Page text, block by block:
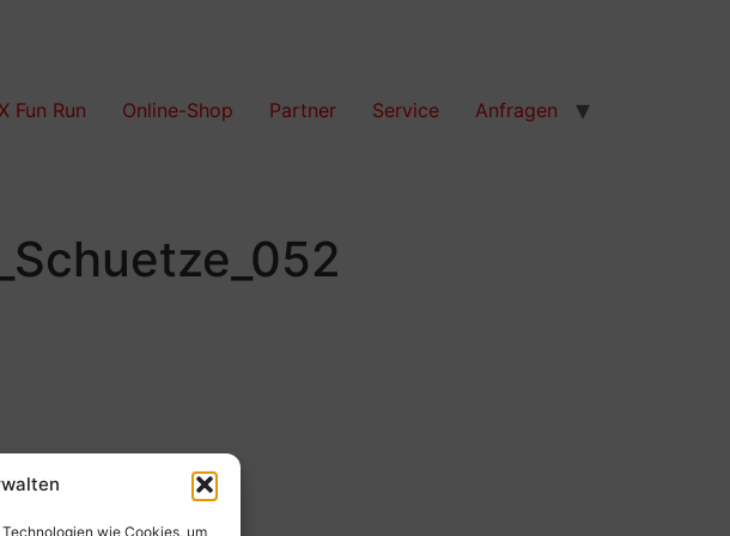
wie Cookies, um
Fun Run Online-Shop Partner Service Anfragen